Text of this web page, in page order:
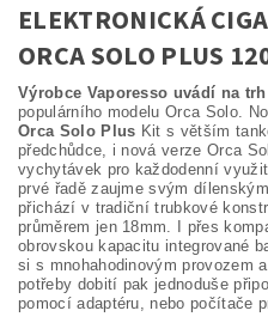
ELEKTRONICKÁ
ORCA SOLO PLUS
Výrobce Vaporesso uvádí na trh
populárního modelu Orca Solo.
Orca Solo Plus Kit s větším
předchůdce, i nová verze Orca
vychytávek pro každodenní
prvé řadě zaujme svým
přichází v tradiční trubkové
průměrem jen 18mm. I přes
obrovskou kapacitu integrované
si s mnohahodinovým provozem
potřeby dobití pak jednoduše
pomocí adaptéru, nebo počítače